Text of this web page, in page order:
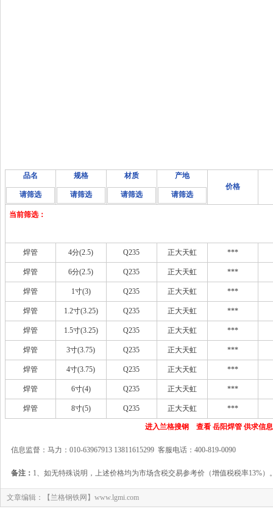
品名
请筛选
规格
请筛选
材质
请筛选
产地
请筛选
价格
当前筛选：
焊管 4分(2.5) Q235 正大天虹 ***
焊管 6分(2.5) Q235 正大天虹 ***
焊管 1寸(3) Q235 正大天虹 ***
焊管 1.2寸(3.25) Q235 正大天虹 ***
焊管 1.5寸(3.25) Q235 正大天虹 ***
焊管 3寸(3.75) Q235 正大天虹 ***
焊管 4寸(3.75) Q235 正大天虹 ***
焊管 6寸(4) Q235 正大天虹 ***
焊管 8寸(5) Q235 正大天虹 ***
进入兰格搜钢 查看 岳阳焊管 供求信息
信息监督：马力：010-63967913 13811615299 客服电话：400-819-0090
备注： 1、如无特殊说明，上述价格均为市场含税交易参考价（增值税税率13%）
文章编辑：【兰格钢铁网】www.lgmi.com